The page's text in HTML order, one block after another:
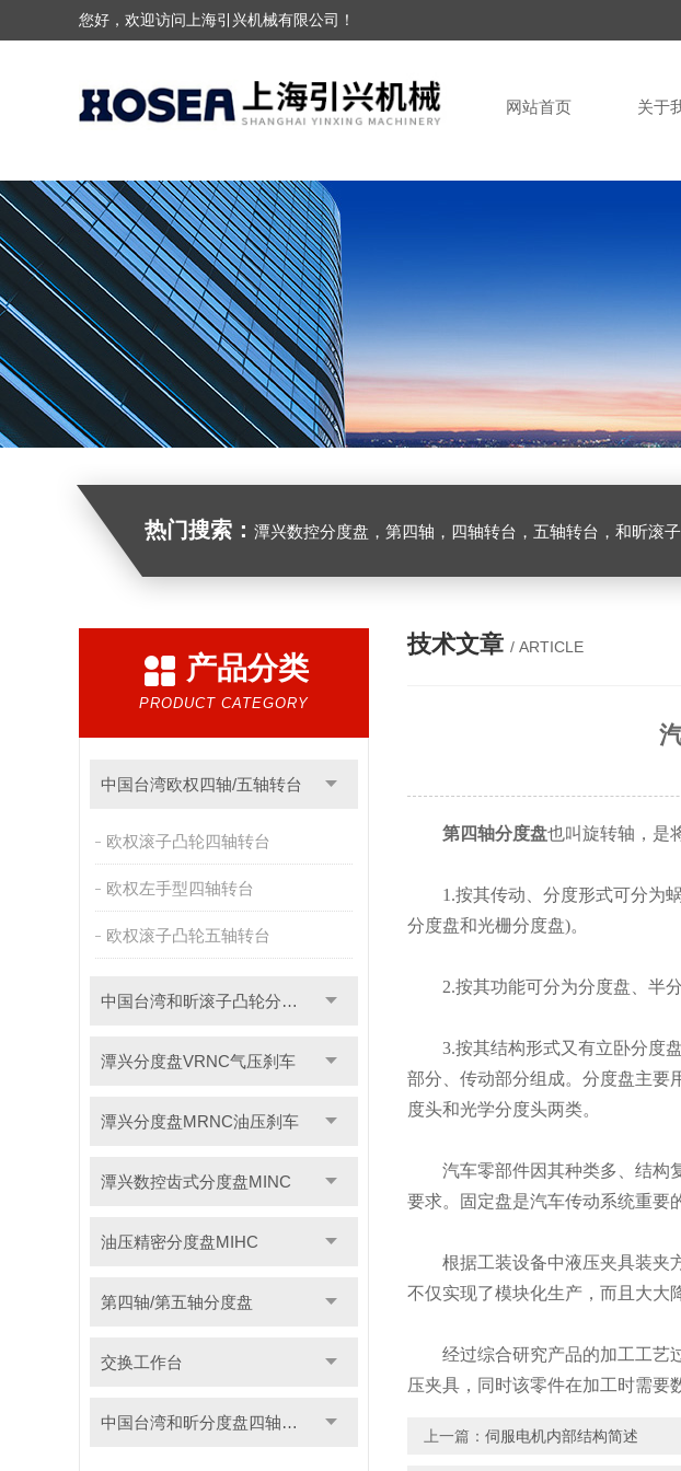
您好，欢迎访问上海引兴机械有限公司！
网站首页 关于
热门搜索： 潭兴数控分度盘，第四轴，四轴转台，五轴转台，和昕滚子凸轮分
产品分类
PRODUCT CATEGORY
中国台湾欧权四轴/五轴转台
欧权滚子凸轮四轴转台
欧权左手型四轴转台
欧权滚子凸轮五轴转台
中国台湾和昕滚子凸轮分度盘
潭兴分度盘VRNC气压刹车
潭兴分度盘MRNC油压刹车
潭兴数控齿式分度盘MINC
油压精密分度盘MIHC
第四轴/第五轴分度盘
交换工作台
中国台湾和昕分度盘四轴转台
技术文章 / ARTICLE
第四轴分度盘也叫旋转轴，是
1.按其传动、分度形式可分为蜗
分度盘和光栅分度盘)。
2.按其功能可分为分度盘、半分
3.按其结构形式又有立卧分度盘
部分、传动部分组成。分度盘主要
度头和光学分度头两类。
汽车零部件因其种类多、结构复
要求。固定盘是汽车传动系统重要
根据工装设备中液压夹具装夹方
不仅实现了模块化生产，而且大大
经过综合研究产品的加工工艺过
压夹具，同时该零件在加工时需要
上一篇： 伺服电机内部结构简述